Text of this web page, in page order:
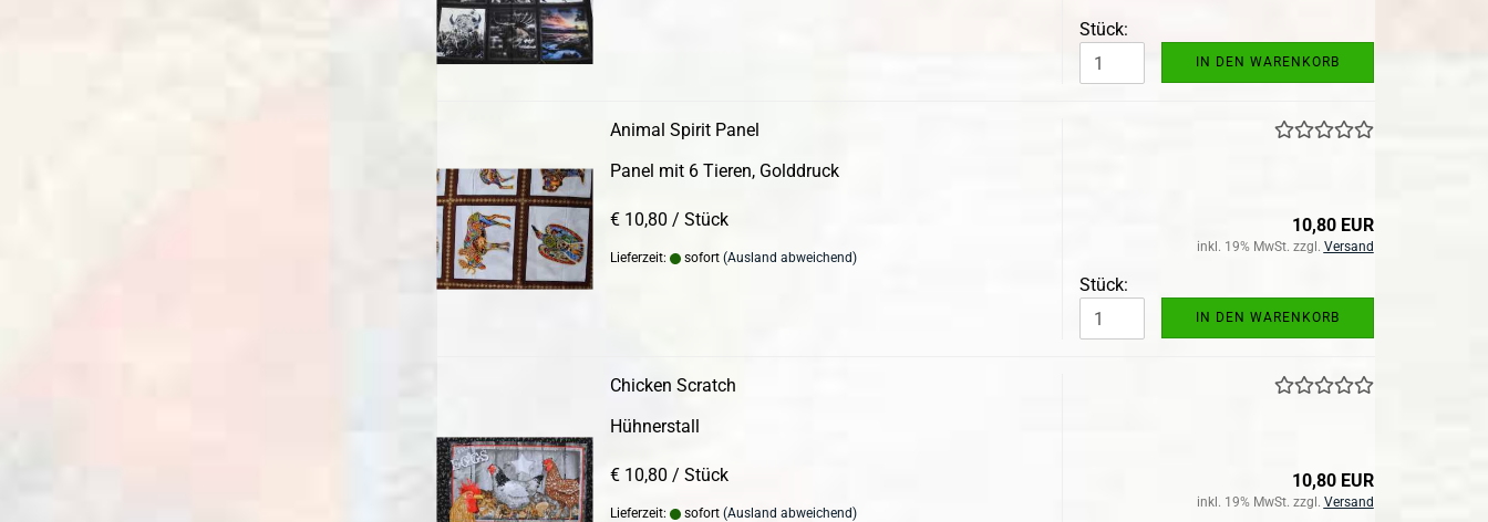
Stück:
IN DEN WARENKORB
Animal Spirit Panel
Panel mit 6 Tieren, Golddruck
€ 10,80 / Stück
Lieferzeit: sofort (Ausland abweichend)
10,80 EUR
inkl. 19% MwSt. zzgl. Versand
Stück:
IN DEN WARENKORB
Chicken Scratch
Hühnerstall
€ 10,80 / Stück
Lieferzeit: sofort (Ausland abweichend)
10,80 EUR
inkl. 19% MwSt. zzgl. Versand